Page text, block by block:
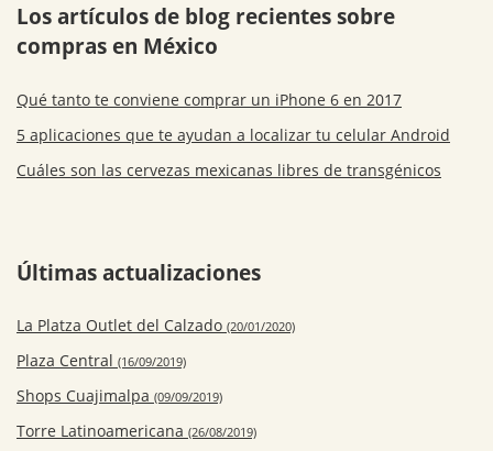
Los artículos de blog recientes sobre
compras en México
Qué tanto te conviene comprar un iPhone 6 en 2017
5 aplicaciones que te ayudan a localizar tu celular Android
Cuáles son las cervezas mexicanas libres de transgénicos
Últimas actualizaciones
La Platza Outlet del Calzado (20/01/2020)
Plaza Central (16/09/2019)
Shops Cuajimalpa (09/09/2019)
Torre Latinoamericana (26/08/2019)